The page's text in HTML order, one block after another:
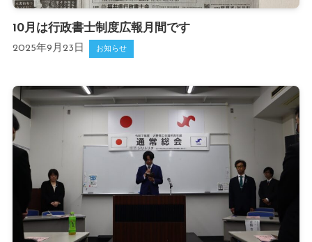
10月は行政書士制度広報月間です
2025年9月23日 お知らせ